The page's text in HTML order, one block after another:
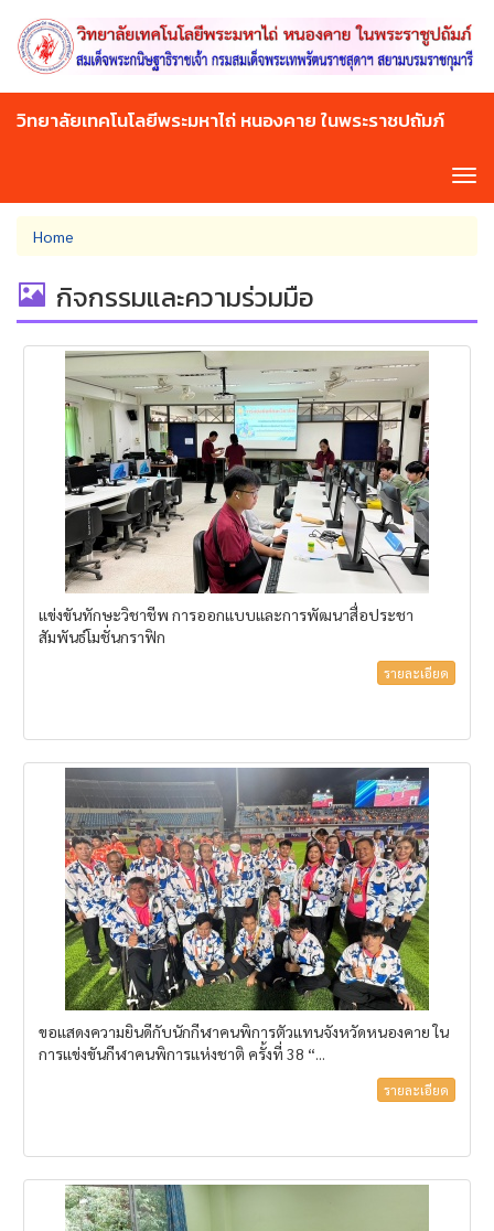
main
content
วิทยาลัยเทคโนโลยีพระมหาไถ่ หนองคาย ในพระราชปถัมภ์
You
are
here
Home
กิจกรรมและความร่วมมือ
แข่งขันทักษะวิชาชีพ การออกแบบและการพัฒนาสื่อประชา
สัมพันธ์โมชั่นกราฟิก
รายละเอียด
ขอแสดงความยินดีกับนักกีฬาคนพิการตัวแทนจังหวัดหนองคาย ใน
การแข่งขันกีฬาคนพิการแห่งชาติ ครั้งที่ 38 “...
รายละเอียด